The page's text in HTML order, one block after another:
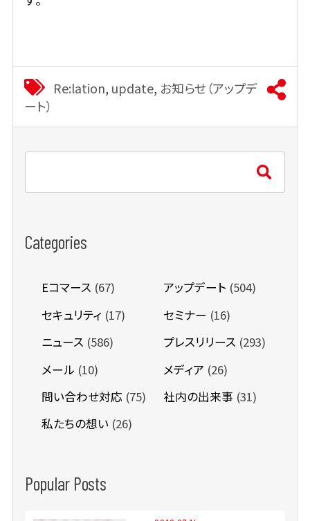
Re:lation, update, お知らせ（アップデ
ート）
Categories
Eコマース (67) アップデート (504)
セキュリティ (17) セミナー (16)
ニュース (586) プレスリリース (293)
メール (10) メディア (26)
問い合わせ対応 (75) 社内の出来事 (31)
私たちの想い (26)
Popular Posts